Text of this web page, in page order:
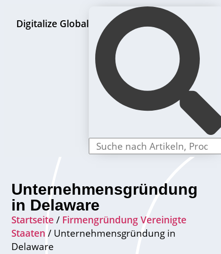
Digitalize Global
Unternehmensgründung
in Delaware
Startseite / Firmengründung Vereinigte
Staaten / Unternehmensgründung in
Delaware